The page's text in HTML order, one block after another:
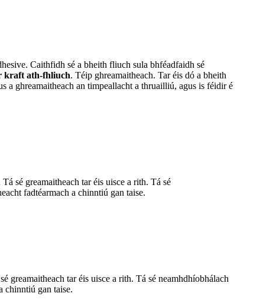
Caithfidh sé a bheith fliuch sula bhféadfaidh sé
kraft ath-fhliuch. Téip ghreamaitheach. Tar éis dó a bheith
a ghreamaitheach an timpeallacht a thruailliú, agus is féidir é
sé greamaitheach tar éis uisce a rith. Tá sé
fadtéarmach a chinntiú gan taise.
greamaitheach tar éis uisce a rith. Tá sé neamhdhíobhálach
chinntiú gan taise.